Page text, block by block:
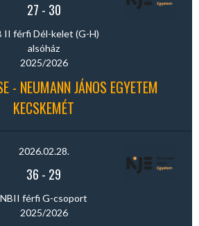
27 - 30
II férfi Dél-kelet (G-H)
alsóház
2025/2026
- NEUMANN JÁNOS EGYETEM
KECSKEMÉT
2026.02.28.
36 - 29
NBII férfi G-csoport
2025/2026